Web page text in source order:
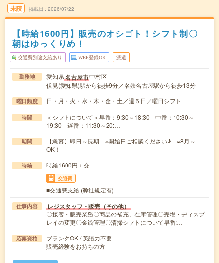
未読 掲載日 2026/07/22
【時給1600円】販売のオシゴト！シフト制〇
朝はゆっくりめ！
交通費別途支給あり WEB登録OK 派遣
勤務地 愛知県名古屋市中村区
伏見(愛知県)駅から徒歩9分／名鉄名古屋駅から徒歩13分
曜日頻度 日・月・火・水・木・金・土／週５日／曜日シフト
時間
＜シフトについて＞早番：9:30～18:30 中番：10:30～
19:30 遅番：11:30～20:…
期間
【急募】即日～長期 ※開始日ご相談ください♪ ※8月～
OK！
時給 時給1600円＋交
交通費
■交通費支給 (弊社規定有)
仕事内容 レジスタッフ・販売（その他）
〇接客・販売業務〇商品の補充、在庫管理〇売場・ディスプ
レイの変更〇金銭管理〇清掃シフトについて早番:…
応募資格
ブランクOK / 英語力不要
販売経験をお持ちの方